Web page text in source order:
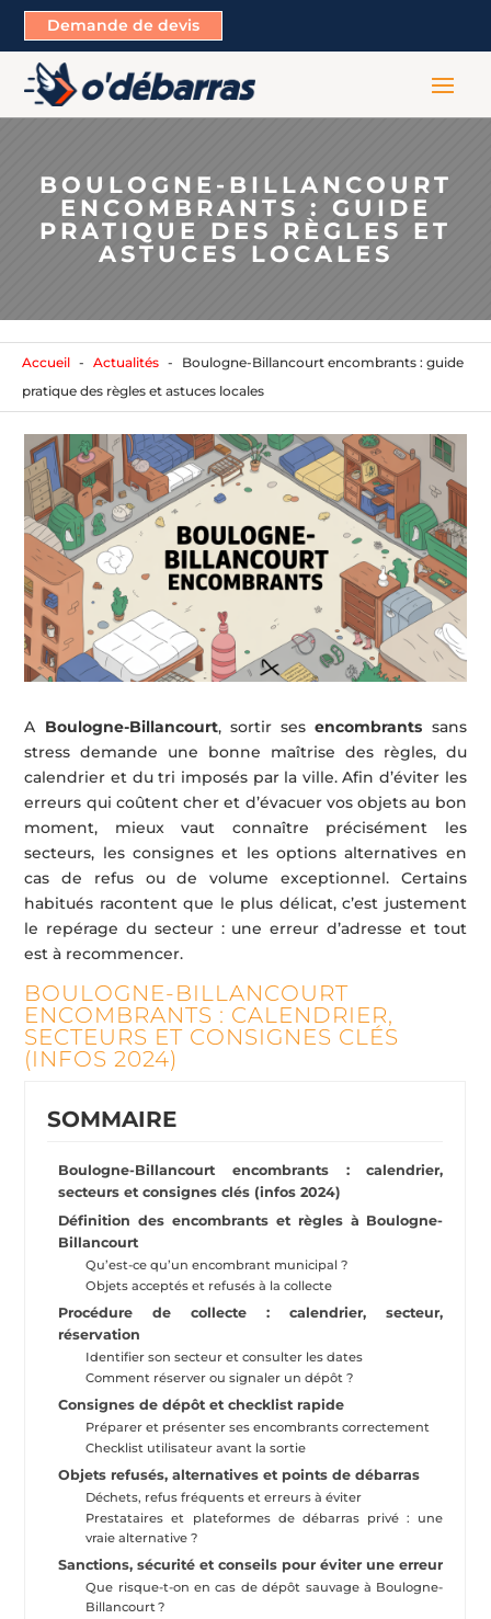
Demande de devis
BOULOGNE-BILLANCOURT
ENCOMBRANTS : GUIDE
PRATIQUE DES RÈGLES ET
ASTUCES LOCALES
Accueil Actualités
Boulogne-Billancourt encombrants : guide
pratique des règles et astuces locales
A Boulogne-Billancourt, sortir sesencombrants sans
stress demande une bonne maîtrise des règles, du
calendrier et du tri imposés par la ville. Afin d’éviter les
erreurs qui coûtent cher et d’évacuer vos objets au bon
moment, mieux vaut connaître précisément les
secteurs, les consignes et les options alternatives en
cas de refus ou de volume exceptionnel. Certains
habitués racontent que le plus délicat, c’est justement
le repérage du secteur : une erreur d’adresse et tout
est à recommencer.
BOULOGNE-BILLANCOURT
ENCOMBRANTS : CALENDRIER,
SECTEURS ET CONSIGNES CLÉS
(INFOS 2024)
SOMMAIRE
Boulogne-Billancourt encombrants : calendrier,
secteurs et consignes clés (infos 2024)
Définition des encombrants et règles à Boulogne-
Billancourt
Qu’est-ce qu’un encombrant municipal ?
Objets acceptés et refusés à la collecte
Procédure de collecte : calendrier, secteur,
réservation
Identifier son secteur et consulter les dates
Comment réserver ou signaler un dépôt ?
Consignes de dépôt et checklist rapide
Préparer et présenter ses encombrants correctement
Checklist utilisateur avant la sortie
Objets refusés, alternatives et points de débarras
Déchets, refus fréquents et erreurs à éviter
Prestataires et plateformes de débarras privé : une
vraie alternative ?
Sanctions, sécurité et conseils pour éviter une erreur
Que risque-t-on en cas de dépôt sauvage à Boulogne-
Billancourt ?